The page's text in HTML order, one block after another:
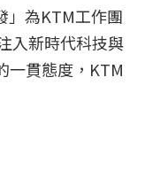
」為KTM工作團
入新時代科技與
一貫態度，KTM